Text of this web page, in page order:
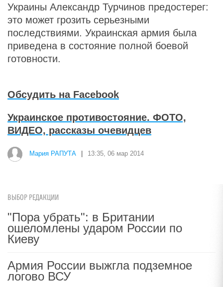
Украины Александр Турчинов предостерег:
это может грозить серьезными
последствиями. Украинская армия была
приведена в состояние полной боевой
готовности.
Обсудить на Facebook
Украинское противостояние. ФОТО,
ВИДЕО, рассказы очевидцев
Мария РАПУТА 13:35, 06 мар 2014
ВЫБОР РЕДАКЦИИ
"Пора убрать": в Британии
ошеломлены ударом России по
Киеву
Армия России выжгла подземное
логово ВСУ